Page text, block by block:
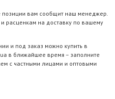
позиции вам сообщит наш менеджер.
расценкам на доставку по вашему
и под заказ можно купить в
в ближайшее время – заполните
с частными лицами и оптовыми